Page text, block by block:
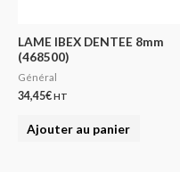
LAME IBEX DENTEE 8mm
(468500)
Général
34,45€HT
Ajouter au panier